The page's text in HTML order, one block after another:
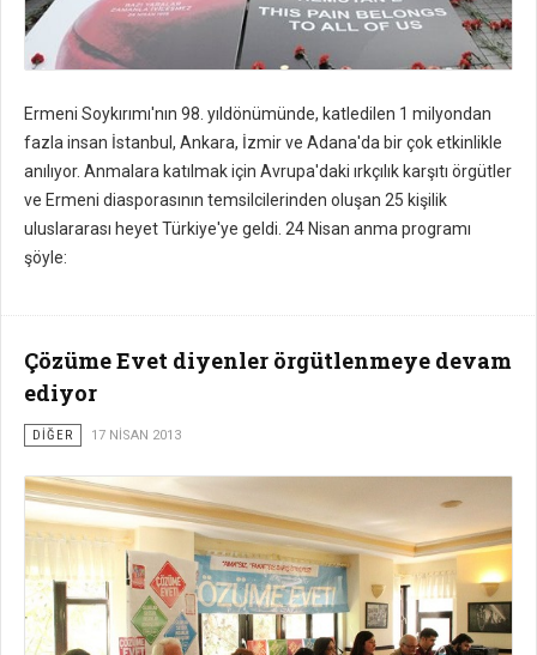
Ermeni Soykırımı'nın 98. yıldönümünde, katledilen 1 milyondan
fazla insan İstanbul, Ankara, İzmir ve Adana'da bir çok etkinlikle
anılıyor. Anmalara katılmak için Avrupa'daki ırkçılık karşıtı örgütler
ve Ermeni diasporasının temsilcilerinden oluşan 25 kişilik
uluslararası heyet Türkiye'ye geldi. 24 Nisan anma programı
şöyle:
Çözüme Evet diyenler örgütlenmeye devam
ediyor
DİĞER 17 NISAN 2013